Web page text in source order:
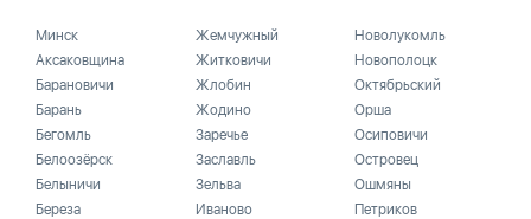
Минск
Аксаковщина
Барановичи
Барань
Бегомль
Белоозёрск
Белыничи
Береза
Жемчужный
Житковичи
Жлобин
Жодино
Заречье
Заславль
Зельва
Иваново
Новолукомль
Новополоцк
Октябрьский
Орша
Осиповичи
Островец
Ошмяны
Петриков